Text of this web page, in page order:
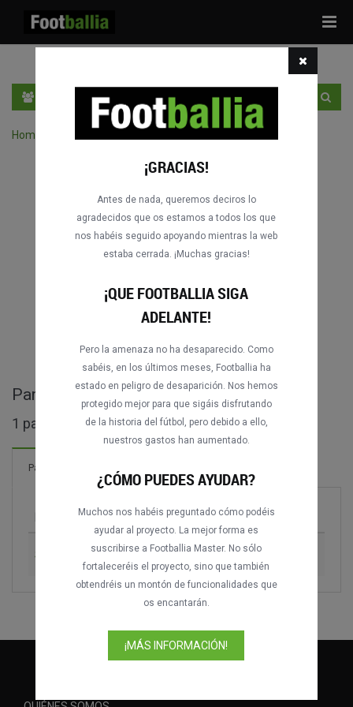
Home
Partidos completos de East Asian Cup
1 partidos encontrados
Partidos
Temporada
South Korea vs. North Korea 2015
¡GRACIAS!
Antes de nada, queremos deciros lo
agradecidos que os estamos a todos los que
nos habéis seguido apoyando mientras la web
estaba cerrada. ¡Muchas gracias!
¡QUE FOOTBALLIA SIGA
ADELANTE!
Pero la amenaza no ha desaparecido. Como
sabéis, en los últimos meses, Footballia ha
estado en peligro de desaparición. Nos hemos
protegido mejor para que sigáis disfrutando
de la historia del fútbol, pero debido a ello,
nuestros gastos han aumentado.
¿CÓMO PUEDES AYUDAR?
Muchos nos habéis preguntado cómo podéis
ayudar al proyecto. La mejor forma es
suscribirse a Footballia Master. No sólo
fortaleceréis el proyecto, sino que también
obtendréis un montón de funcionalidades que
os encantarán.
¡MÁS INFORMACIÓN!